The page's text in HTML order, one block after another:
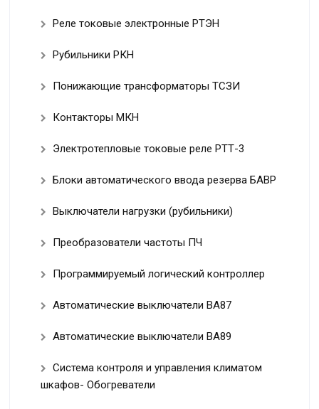
Реле токовые электронные РТЭН
Рубильники РКН
Понижающие трансформаторы ТСЗИ
Контакторы МКН
Электротепловые токовые реле РТТ-3
Блоки автоматического ввода резерва БАВР
Выключатели нагрузки (рубильники)
Преобразователи частоты ПЧ
Программируемый логический контроллер
Автоматические выключатели ВА87
Автоматические выключатели ВА89
Система контроля и управления климатом
шкафов- Обогреватели